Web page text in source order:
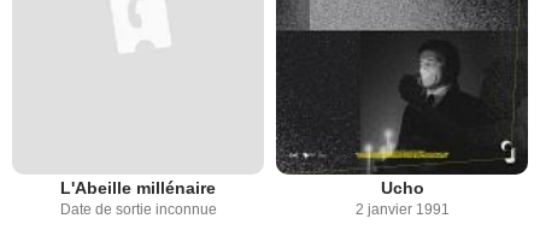
L'Abeille millénaire
Date de sortie inconnue
Ucho
2 janvier 1991